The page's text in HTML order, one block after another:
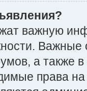
важную
Важные
а также
права